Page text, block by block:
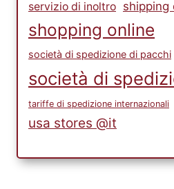
servizio di inoltro shipping
shopping online
società di spedizione di pacchi
società di
tariffe di spedizione internazionali
usa stores @it